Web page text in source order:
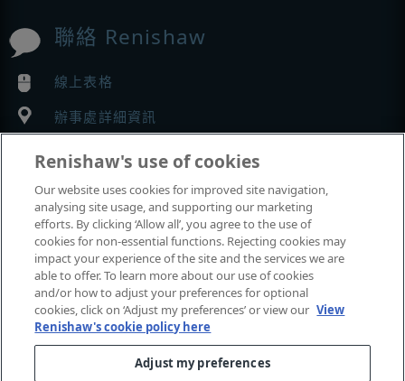
聯絡 Renishaw
線上表格
辦事處詳細資訊
MyRenishaw
網路商店
展覽與會議
我們參加的活動
Renishaw's use of cookies
Our website uses cookies for improved site navigation,
analysing site usage, and supporting our marketing
efforts. By clicking ‘Allow all’, you agree to the use of
cookies for non-essential functions. Rejecting cookies may
impact your experience of the site and the services we are
able to offer. To learn more about our use of cookies
and/or how to adjust your preferences for optional
cookies, click on ‘Adjust my preferences’ or view our View
Renishaw's cookie policy here
Adjust my preferences